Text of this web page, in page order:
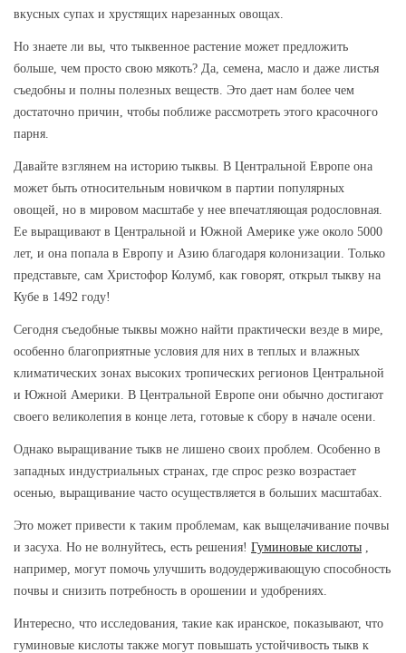
вкусных супах и хрустящих нарезанных овощах.
Но знаете ли вы, что тыквенное растение может предложить
больше, чем просто свою мякоть? Да, семена, масло и даже листья
съедобны и полны полезных веществ. Это дает нам более чем
достаточно причин, чтобы поближе рассмотреть этого красочного
парня.
Давайте взглянем на историю тыквы. В Центральной Европе она
может быть относительным новичком в партии популярных
овощей, но в мировом масштабе у нее впечатляющая родословная.
Ее выращивают в Центральной и Южной Америке уже около 5000
лет, и она попала в Европу и Азию благодаря колонизации. Только
представьте, сам Христофор Колумб, как говорят, открыл тыкву на
Кубе в 1492 году!
Сегодня съедобные тыквы можно найти практически везде в мире,
особенно благоприятные условия для них в теплых и влажных
климатических зонах высоких тропических регионов Центральной
и Южной Америки. В Центральной Европе они обычно достигают
своего великолепия в конце лета, готовые к сбору в начале осени.
Однако выращивание тыкв не лишено своих проблем. Особенно в
западных индустриальных странах, где спрос резко возрастает
осенью, выращивание часто осуществляется в больших масштабах.
Это может привести к таким проблемам, как выщелачивание почвы
и засуха. Но не волнуйтесь, есть решения! Гуминовые кислоты
например, могут помочь улучшить водоудерживающую способность
почвы и снизить потребность в орошении и удобрениях.
Интересно, что исследования, такие как иранское, показывают, что
гуминовые кислоты также могут повышать устойчивость тыкв к